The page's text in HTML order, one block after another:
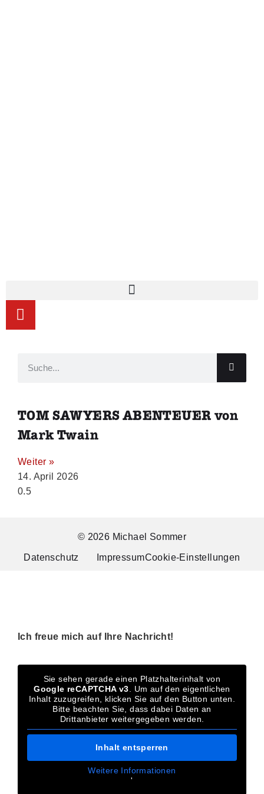
TOM SAWYERS ABENTEUER von
Mark Twain
Weiter »
14. April 2026
© 2026 Michael Sommer
Datenschutz ImpressumCookie-Einstellungen
Ich freue mich auf Ihre Nachricht!
Sie sehen gerade einen Platzhalterinhalt von
Google reCAPTCHA v3 . Um auf den eigentlichen
Inhalt zuzugreifen, klicken Sie auf den Button unten.
Bitte beachten Sie, dass dabei Daten an
Drittanbieter weitergegeben werden.
Inhalt entsperren
Weitere Informationen
'